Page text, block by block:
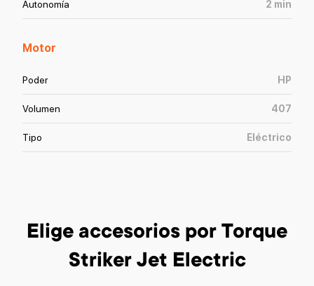
Autonomía 2 min
Motor
Poder HP
Volumen 407
Tipo Eléctrico
Elige accesorios por Torque
Striker Jet Electric